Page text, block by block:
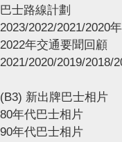
巴士路線計劃
2023/2022/2021/2020
2022年交通要聞回顧
2021/2020/2019/2018/
(B3) 新出牌巴士相片
80年代巴士相片
90年代巴士相片